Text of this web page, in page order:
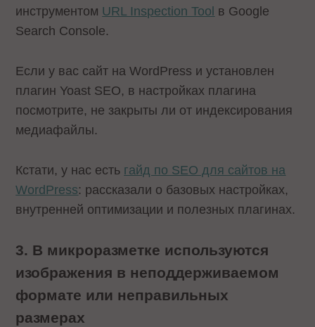
инструментом URL Inspection Tool в Google
Search Console.
Если у вас сайт на WordPress и установлен
плагин Yoast SEO, в настройках плагина
посмотрите, не закрыты ли от индексирования
медиафайлы.
Кстати, у нас есть гайд по SEO для сайтов на
WordPress: рассказали о базовых настройках,
внутренней оптимизации и полезных плагинах.
3. В микроразметке используются
изображения в неподдерживаемом
формате или неправильных
размерах